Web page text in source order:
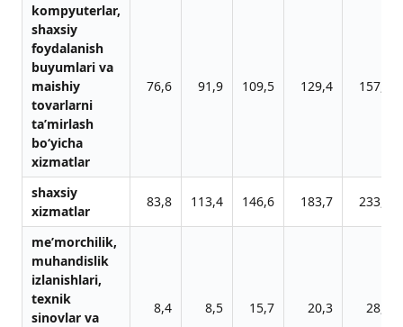
kompyuterlar,
shaxsiy
foydalanish
buyumlari va
maishiy
tovarlarni
ta’mirlash
bo‘yicha
xizmatlar
76,6 91,9 109,5 129,4 157,0
shaxsiy
xizmatlar
83,8 113,4 146,6 183,7 233,6
me’morchilik,
muhandislik
izlanishlari,
texnik
sinovlar va
8,4 8,5 15,7 20,3 28,9